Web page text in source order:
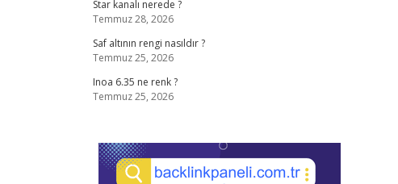
Star kanalı nerede ?
Temmuz 28, 2026
Saf altının rengi nasıldır ?
Temmuz 25, 2026
Inoa 6.35 ne renk ?
Temmuz 25, 2026